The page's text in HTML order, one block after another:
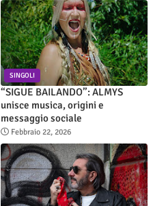
SINGOLI
“SIGUE BAILANDO”: ALMYS
unisce musica, origini e
messaggio sociale
Febbraio 22, 2026